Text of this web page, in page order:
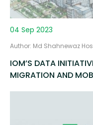
04 Sep 2023
Author: Md Shahnewaz
IOM’S DATA
MIGRATION AND